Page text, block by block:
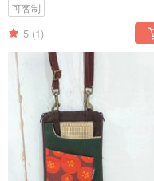
可客制
5 (1)